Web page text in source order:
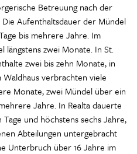
Betreuung nach der
Die Aufenthaltsdauer der Mündel
bis mehrere Jahre. Im
längstens zwei Monate. In St.
zwei bis zehn Monate, in
verbrachten viele
Monate, zwei Mündel über ein
Jahre. In Realta dauerte
und höchstens sechs Jahre,
Abteilungen untergebracht
Unterbruch über 16 Jahre im